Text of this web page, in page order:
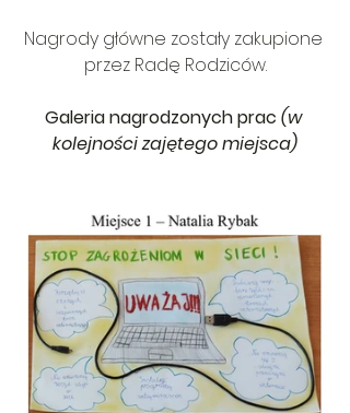
Nagrody główne zostały zakupione
przez Radę Rodziców.
Galeria nagrodzonych prac (w
kolejności zajętego miejsca)